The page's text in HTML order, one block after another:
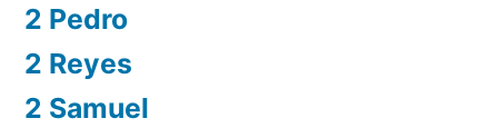
2 Pedro
2 Reyes
2 Samuel